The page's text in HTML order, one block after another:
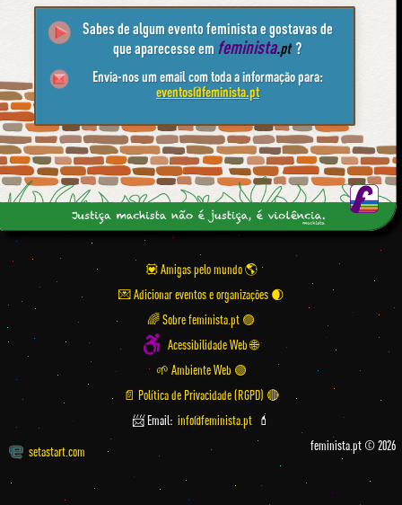
Sabes de algum evento feminista e gostavas de
que aparecesse em feminista.pt ?
Envia-nos um email com toda a informação para:
eventos@feminista.pt
💟 Amigas pelo mundo
💌 Adicionar eventos e organizações
🌈 Sobre feminista.pt 🟣
Acessibilidade Web 🌐
🌱 Ambiente Web 🟢
📄 Política de Privacidade (RGPD) 🔴
📨 Email: info@feminista.pt 💄
setastart.com feminista.pt © 2026